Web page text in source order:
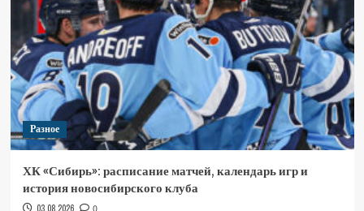
Разное
ХК «Сибирь»: расписание матчей, календарь игр и
история новосибирского клуба